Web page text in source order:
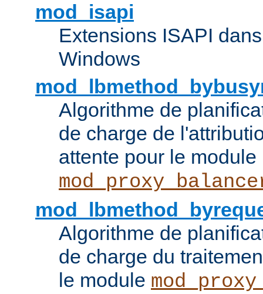
mod_isapi
Extensions ISAPI
Windows
Algorithme de
de charge de
attente pour le module
Algorithme de
de charge du
le module